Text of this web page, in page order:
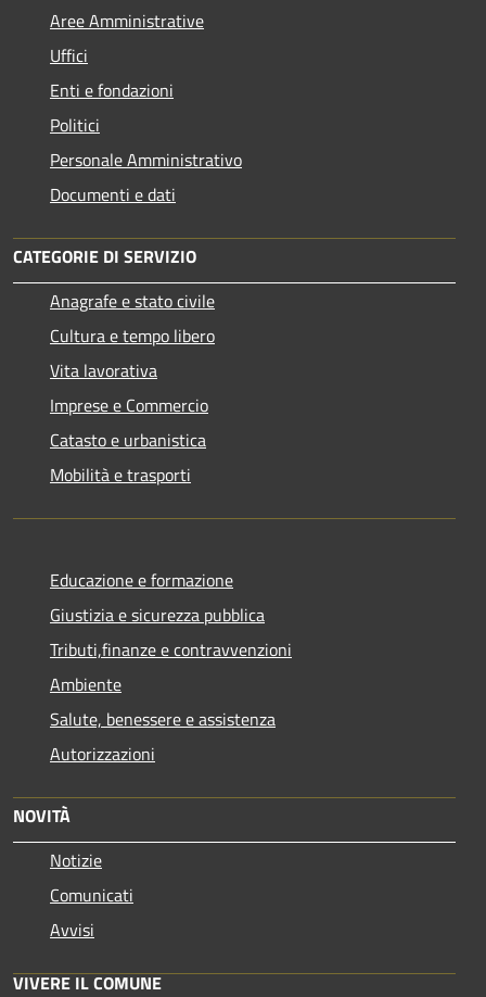
Aree Amministrative
Uffici
Enti e fondazioni
Politici
Personale Amministrativo
Documenti e dati
CATEGORIE DI SERVIZIO
Anagrafe e stato civile
Cultura e tempo libero
Vita lavorativa
Imprese e Commercio
Catasto e urbanistica
Mobilità e trasporti
Educazione e formazione
Giustizia e sicurezza pubblica
Tributi,finanze e contravvenzioni
Ambiente
Salute, benessere e assistenza
Autorizzazioni
NOVITÀ
Notizie
Comunicati
Avvisi
VIVERE IL COMUNE